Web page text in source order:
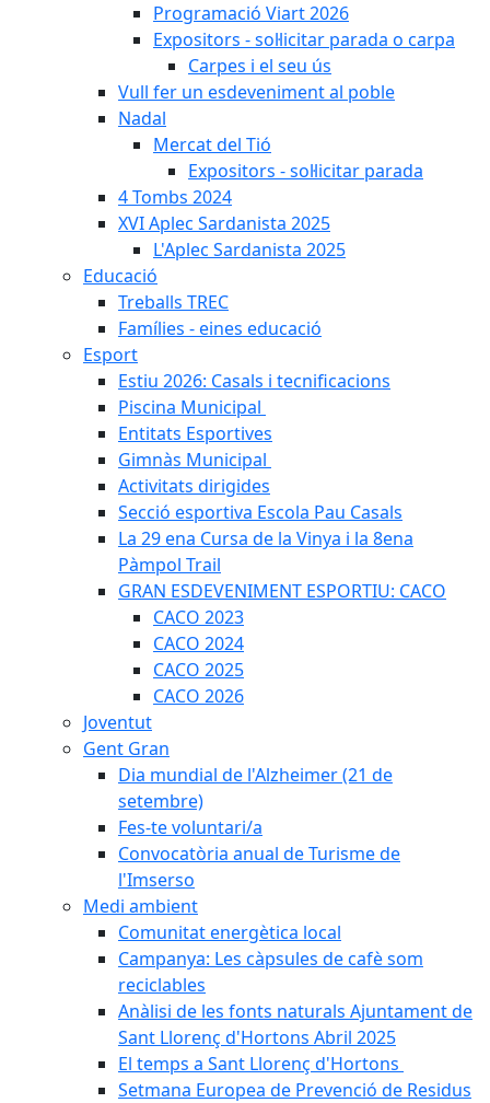
Programació Viart 2026
Expositors - sol·licitar parada o carpa
Carpes i el seu ús
Vull fer un esdeveniment al poble
Nadal
Mercat del Tió
Expositors - sol·licitar parada
4 Tombs 2024
XVI Aplec Sardanista 2025
L'Aplec Sardanista 2025
Educació
Treballs TREC
Famílies - eines educació
Esport
Estiu 2026: Casals i tecnificacions
Piscina Municipal
Entitats Esportives
Gimnàs Municipal
Activitats dirigides
Secció esportiva Escola Pau Casals
La 29 ena Cursa de la Vinya i la 8ena
Pàmpol Trail
GRAN ESDEVENIMENT ESPORTIU: CACO
CACO 2023
CACO 2024
CACO 2025
CACO 2026
Joventut
Gent Gran
Dia mundial de l'Alzheimer (21 de
setembre)
Fes-te voluntari/a
Convocatòria anual de Turisme de
l'Imserso
Medi ambient
Comunitat energètica local
Campanya: Les càpsules de cafè som
reciclables
Anàlisi de les fonts naturals Ajuntament de
Sant Llorenç d'Hortons Abril 2025
El temps a Sant Llorenç d'Hortons
Setmana Europea de Prevenció de Residus